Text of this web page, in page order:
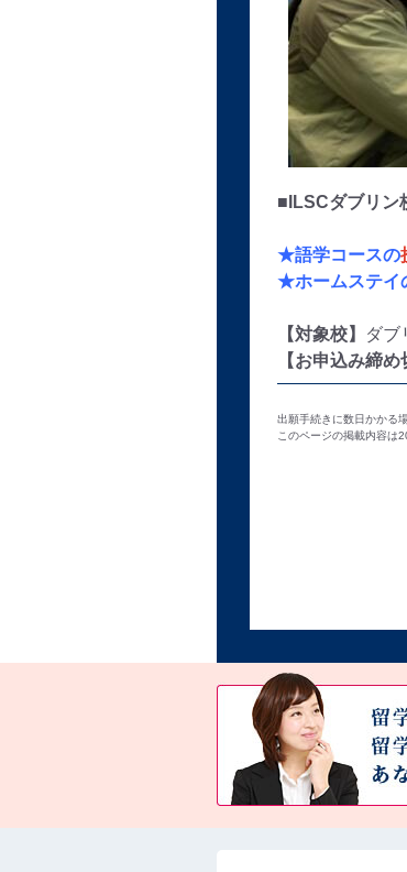
■ILSCダブリン
★語学コースの
★ホームステイ
【対象校】
ダブ
【お申込み締め
出願手続きに数日かかる
このページの掲載内容は